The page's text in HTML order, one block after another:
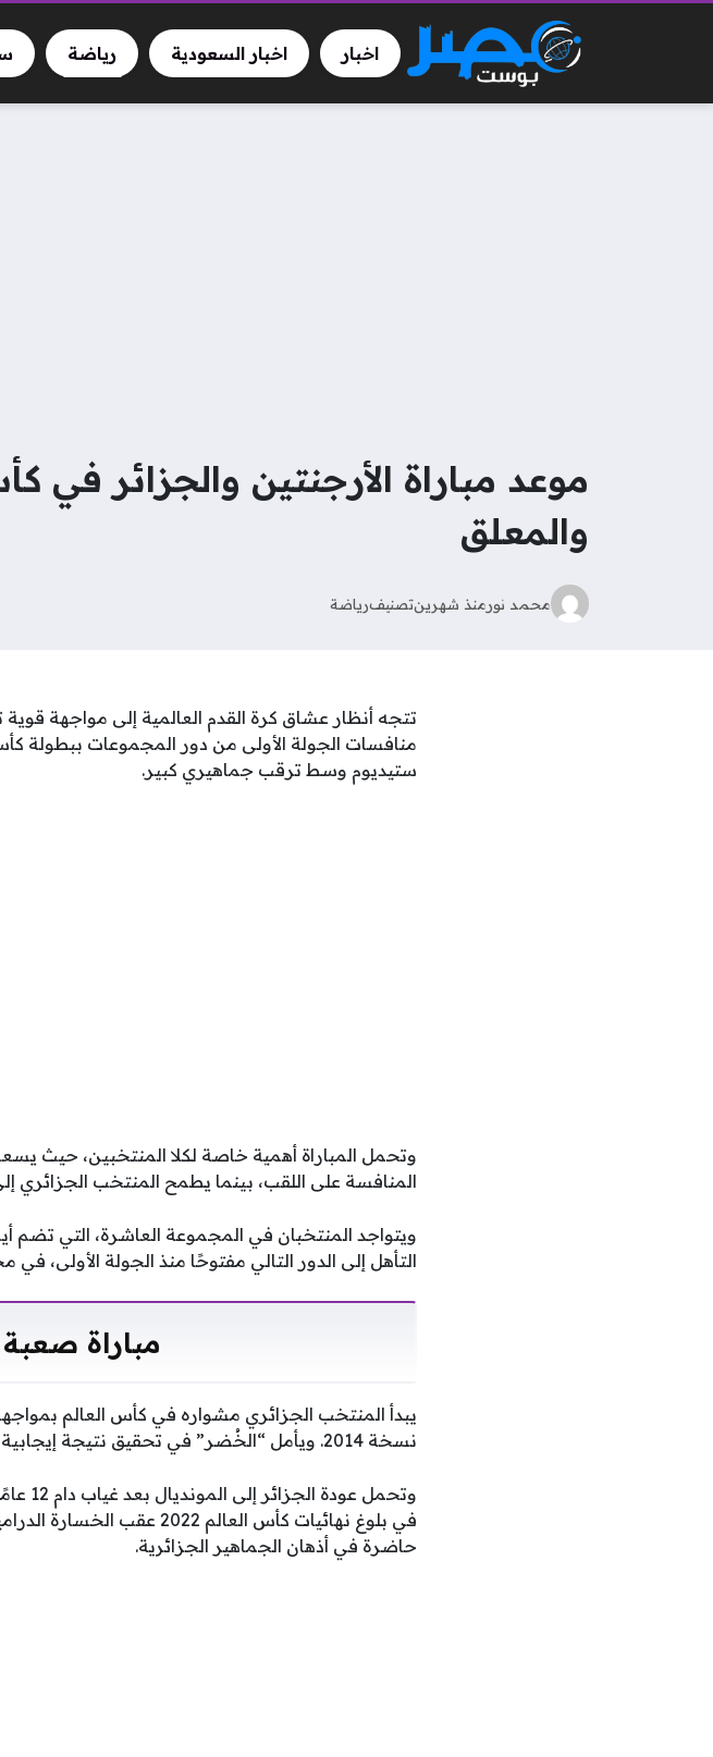
اخبار اخبار السعودية رياضة
والمعلق
محمد نورمنذ شهرينتصنيفرياضة
تتجه أنظار عشاق كرة القدم العالمية إلى مواجهة
ستيديوم وسط ترقب جماهيري كبير.
وتحمل المباراة أهمية خاصة لكلا المنتخبين، حيث
المنافسة على اللقب، بينما يطمح المنتخب الجزائري
ويتواجد المنتخبان في المجموعة العاشرة، التي تضم
التأهل إلى الدور التالي مفتوحًا منذ الجولة الأولى،
مباراة
يبدأ المنتخب الجزائري مشواره في كأس العالم
نسخة 2014. ويأمل “الخُضر” في تحقيق نتيجة إيجابية تمنحهم دفعة معنوية قوية في سباق التأهل من المجموعة.
في بلوغ نهائيات كأس العالم
حاضرة في أذهان الجماهير الجزائرية.